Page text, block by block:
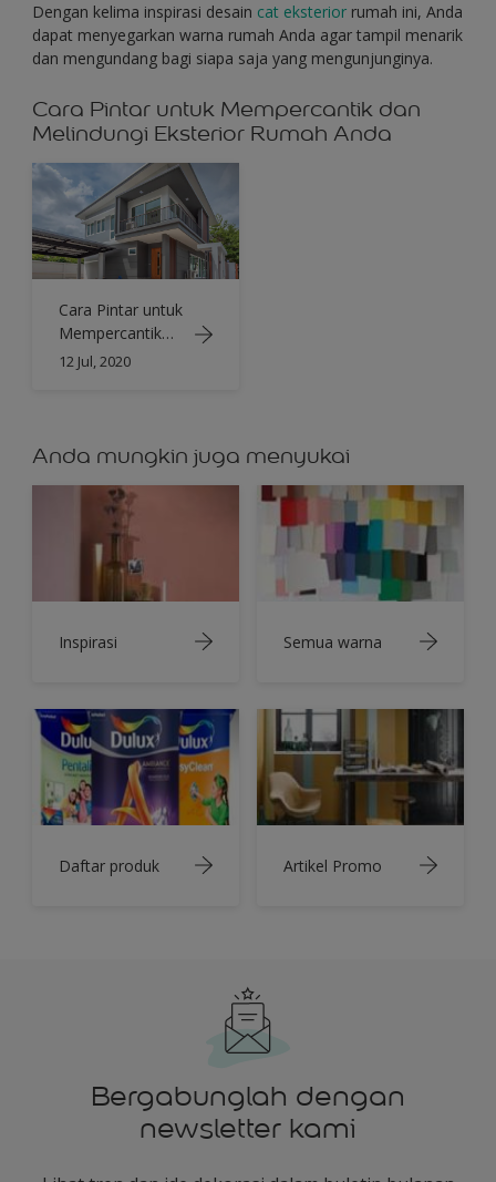
Dengan kelima inspirasi desain cat eksterior rumah ini, Anda
dapat menyegarkan warna rumah Anda agar tampil menarik
dan mengundang bagi siapa saja yang mengunjunginya.
Cara Pintar untuk Mempercantik dan
Melindungi Eksterior Rumah Anda
Cara Pintar untuk
Mempercantik
dan Melindungi
12 Jul, 2020
Anda mungkin juga menyukai
Inspirasi Semua warna
Daftar produk Artikel Promo
Bergabunglah dengan
newsletter kami